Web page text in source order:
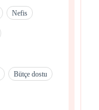
Nefis
Bütçe dostu